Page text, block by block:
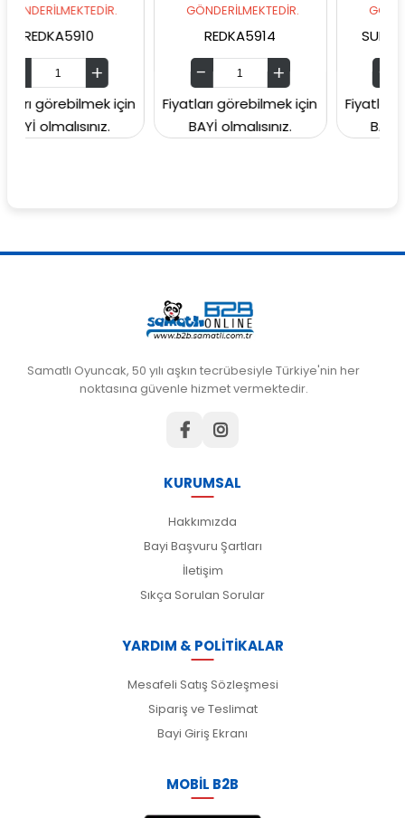
için
GÖNDERİLMEKTEDİR.
REDKA5914
Fiyatları görebilmek için
BAYİ olmalısınız.
Fiyatları
BAYİ
Samatlı Oyuncak, 50 yılı aşkın tecrübesiyle Türkiye'nin her
noktasına güvenle hizmet vermektedir.
KURUMSAL
Hakkımızda
Bayi Başvuru Şartları
İletişim
Sıkça Sorulan Sorular
YARDIM & POLİTİKALAR
Mesafeli Satış Sözleşmesi
Sipariş ve Teslimat
Bayi Giriş Ekranı
MOBİL B2B